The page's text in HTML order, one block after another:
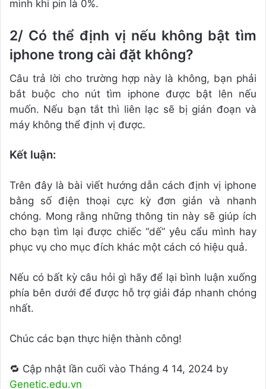
mình khi pin là 0%.
2/ Có thể định vị nếu không bật tìm
iphone trong cài đặt không?
Câu trả lời cho trường hợp này là không, bạn phải
bắt buộc cho nút tìm iphone được bật lên nếu
muốn. Nếu bạn tắt thì liên lạc sẽ bị gián đoạn và
máy không thể định vị được.
Kết luận:
Trên đây là bài viết hướng dẫn cách định vị iphone
bằng số điện thoại cực kỳ đơn giản và nhanh
chóng. Mong rằng những thông tin này sẽ giúp ích
cho bạn tìm lại được chiếc “dế” yêu cẩu mình hay
phục vụ cho mục đích khác một cách có hiệu quả.
Nếu có bất kỳ câu hỏi gì hãy để lại bình luận xuống
phía bên dưới để được hỗ trợ giải đáp nhanh chóng
nhất.
Chúc các bạn thực hiện thành công!
🔁 Cập nhật lần cuối vào Tháng 4 14, 2024 by
Genetic.edu.vn